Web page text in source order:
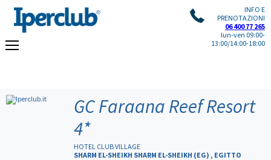
INFO E
PRENOTAZIONI
06 400 77 265
lun-ven 09:00-
13:00/14:00-18:00
GC Faraana Reef Resort
4*
HOTEL CLUB VILLAGE
SHARM EL-SHEIKH SHARM EL-SHEIKH (EG) , EGITTO